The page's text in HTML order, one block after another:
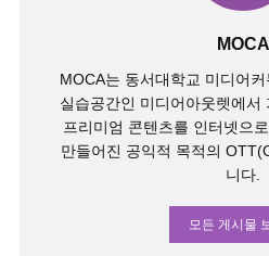
MOCA
MOCA는 동서대학교 미디어
실습공간인 미디어아웃렛에서
프리미엄 콘텐츠를 인터넷으
만들어진 공익적 목적의
니다.
모든 게시물